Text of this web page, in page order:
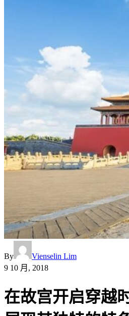
By
Vienselin Lim
9 10 月, 2018
在故宫开启穿越